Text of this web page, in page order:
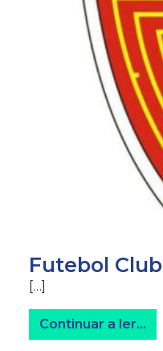
Futebol
[…]
Continuar a ler…